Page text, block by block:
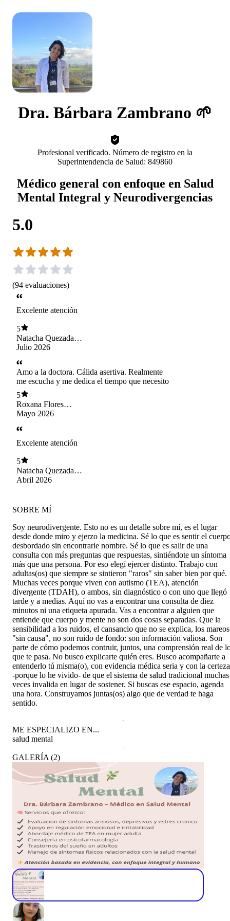
Dra. Bárbara Zambrano 🌱
Profesional verificado. Número de registro en la
Superintendencia de Salud: 849860
Médico general con enfoque en Salud
Mental Integral y Neurodivergencias
5.0
(94 evaluaciones)
Excelente atención
5
Natacha Quezada
Delgado
Julio 2026
Amo a la doctora. Cálida asertiva. Realmente
me escucha y me dedica el tiempo que necesito
5
Roxana Flores
Olave
Mayo 2026
Excelente atención
5
Natacha Quezada
Delgado
Abril 2026
SOBRE MÍ
Soy neurodivergente. Esto no es un detalle sobre mí, es el lugar
desde donde miro y ejerzo la medicina. Sé lo que es sentir el
desbordado sin encontrarle nombre. Sé lo que es salir de una
consulta con más preguntas que respuestas, sintiéndote un síntoma
más que una persona. Por eso elegí ejercer distinto. Trabajo con
adultas(os) que siempre se sintieron "raros" sin saber bien por qué.
Muchas veces porque viven con autismo (TEA), atención
divergente (TDAH), o ambos, sin diagnóstico o con uno que llegó
tarde y a medias. Aquí no vas a encontrar una consulta de diez
minutos ni una etiqueta apurada. Vas a encontrar a alguien que
entiende que cuerpo y mente no son dos cosas separadas. Que la
sensibilidad a los ruidos, el cansancio que no se explica, los mareos
"sin causa", no son ruido de fondo: son información valiosa. Son
parte de cómo podemos contruir, juntos, una comprensión real de
que te pasa. No busco explicarte quién eres. Busco acompañarte a
entenderlo tú misma(o), con evidencia médica seria y con la certeza
-porque lo he vivido- de que el sistema de salud tradicional muchas
veces invalida en lugar de sostener. Si buscas ese espacio, agenda
una hora. Construyamos juntas(os) algo que de verdad te haga
sentido.
ME ESPECIALIZO EN...
salud mental
GALERÍA (2)